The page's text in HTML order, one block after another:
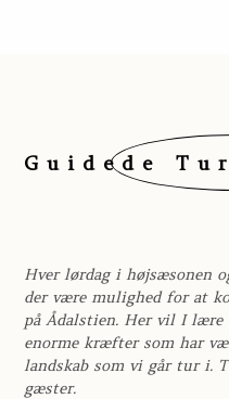
Guidede
Hver lørdag i højsæsonen
der være mulighed for at
på Ådalstien. Her vil I
enorme kræfter som har
landskab som vi går tur i.
gæster.